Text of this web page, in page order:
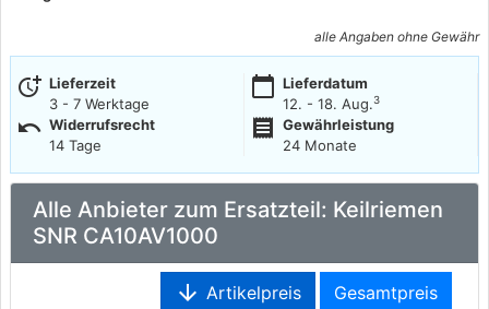
alle Angaben ohne Gewähr
more_time Lieferzeit
3 - 7 Werktage
calendar_today Lieferdatum
12. - 18. Aug.3
undo Widerrufsrecht
14 Tage
receipt
Gewährleistung
24 Monate
Alle Anbieter zum Ersatzteil: Keilriemen
SNR CA10AV1000
arrow_downward Artikelpreis Gesamtpreis